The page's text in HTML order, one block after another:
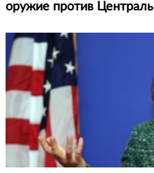
оружие против